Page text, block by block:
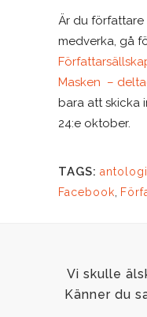
Är du
medverka, gå
Masken –
bara att skicka
24:e oktober.
TAGS: antologi
Facebook
Vi skulle
Känner du